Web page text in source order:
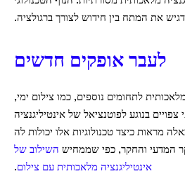
את המתח בין חידוש לצורך ברגולציה.
לעבר אופקים חדשים
לתחומים נוספים, כמו צילום ימי,
בנוגע לפוטנציאל של אינטיליגנציה
מראות כיצד טכנולוגיות אלו יכולות לה
השילוב של
אינטיליגנציה מלאכותית עם צילום.